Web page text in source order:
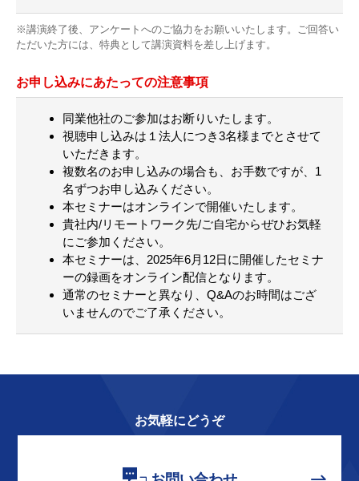
※講演終了後、アンケートへのご協力をお願いいたします。ご回答い
ただいた方には、特典として講演資料を差し上げます。
お申し込みにあたっての注意事項
同業他社のご参加はお断りいたします。
視聴申し込みは１法人につき3名様までとさせて
いただきます。
複数名のお申し込みの場合も、お手数ですが、1
名ずつお申し込みください。
本セミナーはオンラインで開催いたします。
貴社内/リモートワーク先/ご自宅からぜひお気軽
にご参加ください。
本セミナーは、2025年6月12日に開催したセミナ
ーの録画をオンライン配信となります。
通常のセミナーと異なり、Q&Aのお時間はござ
いませんのでご了承ください。
お気軽にどうぞ